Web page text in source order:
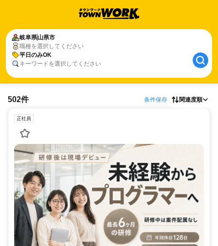
岐阜県山県市
職種を選択してください
平日のみOK
キーワードを選択してください
502件 条件保存 関連度順
正社員